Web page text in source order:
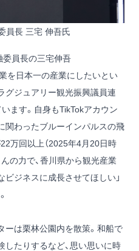
員長 三宅 伸吾氏
員長の三宅伸吾
業を日本一の産業にしたいとい
グジュアリー観光振興議員連
ます。自身もTikTokアカウン
関わったブルーインパルスの飛
万回以上（2025年4月20日時
の力で、香川県から観光産業
ビジネスに成長させてほしい」
ーは栗林公園内を散策。和船で
したりするなど、思い思いに時